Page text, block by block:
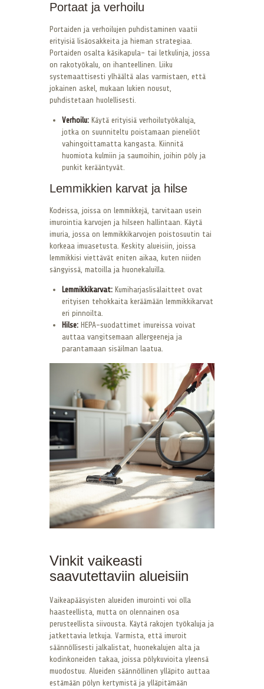
Portaat ja verhoilu
Portaiden ja verhoilujen puhdistaminen vaatii
erityisiä lisäosakkeita ja hieman strategiaa.
Portaiden osalta käsikapula- tai letkulinja, jossa
on rakotyökalu, on ihanteellinen. Liiku
systemaattisesti ylhäältä alas varmistaen, että
jokainen askel, mukaan lukien nousut,
puhdistetaan huolellisesti.
Verhoilu: Käytä erityisiä verhoilutyökaluja,
jotka on suunniteltu poistamaan pieneliöt
vahingoittamatta kangasta. Kiinnitä
huomiota kulmiin ja saumoihin, joihin pöly ja
punkit kerääntyvät.
Lemmikkien karvat ja hilse
Kodeissa, joissa on lemmikkejä, tarvitaan usein
imurointia karvojen ja hilseen hallintaan. Käytä
imuria, jossa on lemmikkikarvojen poistosuutin tai
korkeaa imuasetusta. Keskity alueisiin, joissa
lemmikkisi viettävät eniten aikaa, kuten niiden
sängyissä, matoilla ja huonekaluilla.
Lemmikkikarvat: Kumiharjaslisälaitteet ovat
erityisen tehokkaita keräämään lemmikkikarvat
eri pinnoilta.
Hilse: HEPA-suodattimet imureissa voivat
auttaa vangitsemaan allergeeneja ja
parantamaan sisäilman laatua.
Vinkit vaikeasti
saavutettaviin alueisiin
Vaikeapääsyisten alueiden imurointi voi olla
haasteellista, mutta on olennainen osa
perusteellista siivousta. Käytä rakojen työkaluja ja
jatkettavia letkuja. Varmista, että imuroit
säännöllisesti jalkalistat, huonekalujen alta ja
kodinkoneiden takaa, joissa pölykuvioita yleensä
muodostuu. Alueiden säännöllinen ylläpito auttaa
estämään pölyn kertymistä ja ylläpitämään